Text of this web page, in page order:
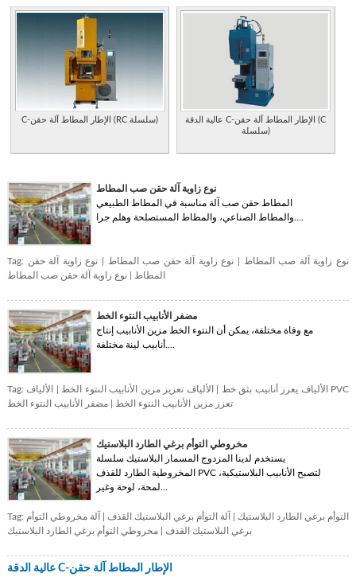
C-الإطار المطاط آلة حقن (RC سلسلة)
عالية الدقة C-الإطار المطاط آلة حقن (C
سلسلة)
نوع زاوية آلة حقن صب المطاط
المطاط حقن صب آلة مناسبة في المطاط الطبيعي
والمطاط الصناعي، والمطاط المستصلحة وهلم جرا....
Tag: نوع زاوية آلة صب المطاط نوع زاوية آلة حقن صب المطاط
نوع زاوية آلة حقن
المطاط
|نوع زاوية آلة حقن صب المطاط
مضفر الأنابيب النتوء الخط
مع وفاة مختلفة، يمكن أن النتوء الخط مزين الأنابيب إنتاج
أنابيب لينة مختلفة....
Tag: الألياف يعزز أنابيب بثق خط الألياف تعزيز مزين الأنابيب النتوء الخط
الألياف PVC
تعزز مزين الأنابيب النتوء الخط
|مضفر الأنابيب النتوء الخط
مخروطي التوأم برغي الطارد البلاستيك
يستخدم لدينا المزدوج المسمار البلاستيك سلسلة
المخروطية الطارد للقذف PVC لتصبح الأنابيب البلاستيكية،
لمحة، لوحة وغير...
Tag: التوأم برغي الطارد البلاستيك آلة التوأم برغي البلاستيك القذف
آلة مخروطي التوأم
برغي البلاستيك القذف |مخروطي التوأم برغي الطارد البلاستيك
عالية الدقة C-الإطار المطاط آلة حقن